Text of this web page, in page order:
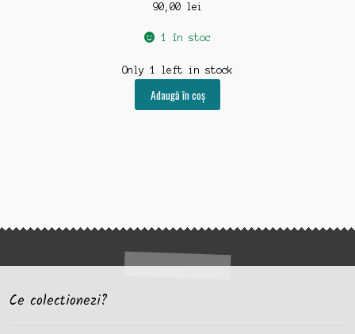
90,00 lei
1 în stoc
Only 1 left in stock
Adaugă în coș
Ce colectionezi?